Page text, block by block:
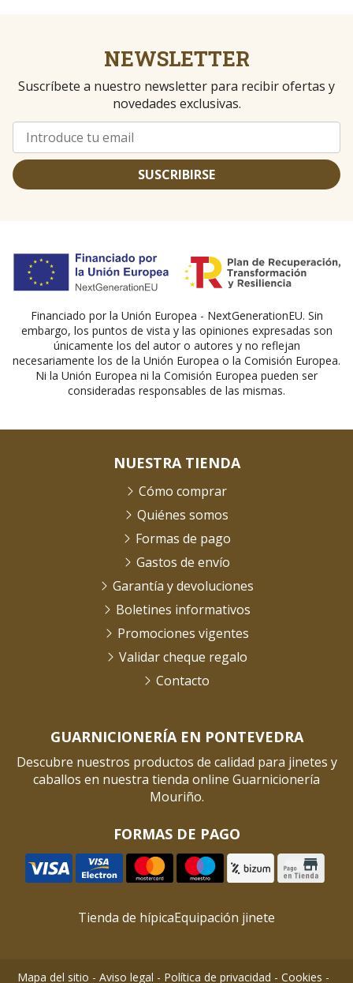
NEWSLETTER
Suscríbete a nuestro newsletter para recibir ofertas y
novedades exclusivas.
SUSCRIBIRSE
Financiado por la Unión Europea - NextGenerationEU. Sin
embargo, los puntos de vista y las opiniones expresadas son
únicamente los del autor o autores y no reflejan
necesariamente los de la Unión Europea o la Comisión Europea.
Ni la Unión Europea ni la Comisión Europea pueden ser
consideradas responsables de las mismas.
GUARNICIONERÍA EN PONTEVEDRA
Descubre nuestros productos de calidad para jinetes y
caballos en nuestra tienda online Guarnicionería
Mouriño.
FORMAS DE PAGO
NUESTRA TIENDA
Cómo comprar
Quiénes somos
Formas de pago
Gastos de envío
Garantía y devoluciones
Boletines informativos
Promociones vigentes
Validar cheque regalo
Contacto
Tienda de hípicaEquipación jinete
Mapa del sitio - Aviso legal - Política de privacidad - Cookies -